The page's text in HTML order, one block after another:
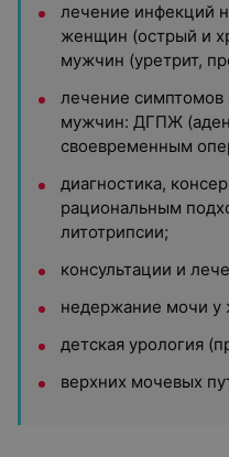
лечение инфекций
женщин (острый и
мужчин (уретрит,
лечение
мужчин: ДГПЖ
своевременным
диагностика,
рациональным
литотрипсии;
консультации и
недержание мочи
детская урология
верхних мочевых